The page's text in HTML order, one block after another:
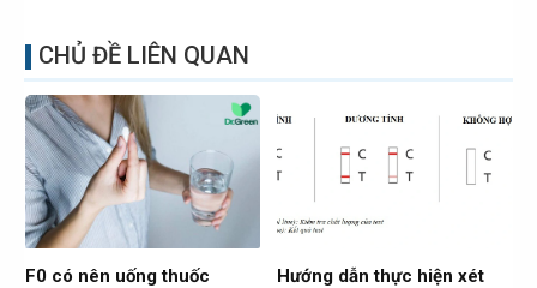
CHỦ ĐỀ LIÊN QUAN
F0 có nên uống thuốc
Hướng dẫn thực hiện xét